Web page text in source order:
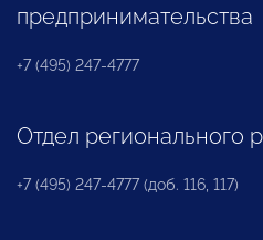
предпринимательства
+7 (495) 247-4777
Отдел регионального
+7 (495) 247-4777 (доб. 116, 117)